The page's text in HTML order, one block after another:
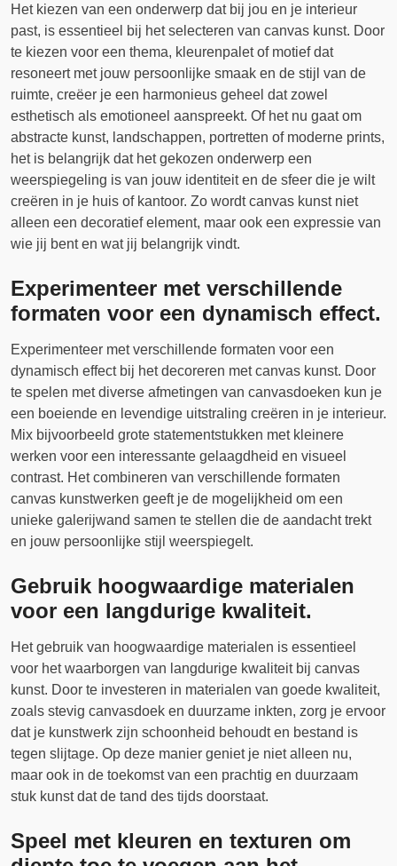
Het kiezen van een onderwerp dat bij jou en je interieur
past, is essentieel bij het selecteren van canvas kunst. Door
te kiezen voor een thema, kleurenpalet of motief dat
resoneert met jouw persoonlijke smaak en de stijl van de
ruimte, creëer je een harmonieus geheel dat zowel
esthetisch als emotioneel aanspreekt. Of het nu gaat om
abstracte kunst, landschappen, portretten of moderne prints,
het is belangrijk dat het gekozen onderwerp een
weerspiegeling is van jouw identiteit en de sfeer die je wilt
creëren in je huis of kantoor. Zo wordt canvas kunst niet
alleen een decoratief element, maar ook een expressie van
wie jij bent en wat jij belangrijk vindt.
Experimenteer met verschillende
formaten voor een dynamisch effect.
Experimenteer met verschillende formaten voor een
dynamisch effect bij het decoreren met canvas kunst. Door
te spelen met diverse afmetingen van canvasdoeken kun je
een boeiende en levendige uitstraling creëren in je interieur.
Mix bijvoorbeeld grote statementstukken met kleinere
werken voor een interessante gelaagdheid en visueel
contrast. Het combineren van verschillende formaten
canvas kunstwerken geeft je de mogelijkheid om een
unieke galerijwand samen te stellen die de aandacht trekt
en jouw persoonlijke stijl weerspiegelt.
Gebruik hoogwaardige materialen
voor een langdurige kwaliteit.
Het gebruik van hoogwaardige materialen is essentieel
voor het waarborgen van langdurige kwaliteit bij canvas
kunst. Door te investeren in materialen van goede kwaliteit,
zoals stevig canvasdoek en duurzame inkten, zorg je ervoor
dat je kunstwerk zijn schoonheid behoudt en bestand is
tegen slijtage. Op deze manier geniet je niet alleen nu,
maar ook in de toekomst van een prachtig en duurzaam
stuk kunst dat de tand des tijds doorstaat.
Speel met kleuren en texturen om